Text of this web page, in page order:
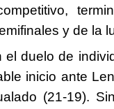
y de la
duelo de
inicio ante
(21-19).